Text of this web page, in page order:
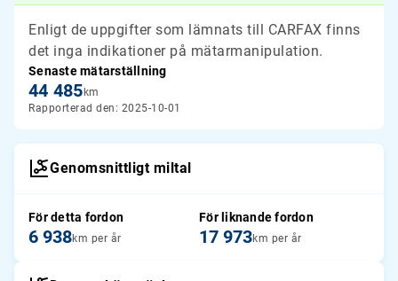
Enligt de uppgifter som lämnats till CARFAX finns
det inga indikationer på mätarmanipulation.
Senaste mätarställning
44 485 km
Rapporterad den: 2025-10-01
Genomsnittligt miltal
För detta fordon
6 938km per år
För liknande fordon
17 973km per år